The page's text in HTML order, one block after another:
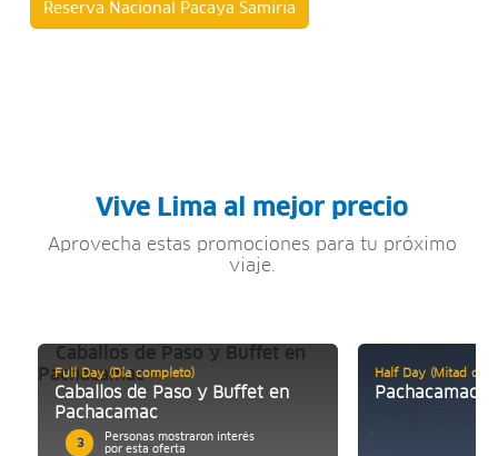
Reserva Nacional Pacaya Samiria
Vive Lima al mejor precio
Aprovecha estas promociones para tu próximo
viaje.
Full Day (Día completo)
Caballos de Paso y Buffet en
Pachacamac
3
Personas mostraron interés
por esta oferta
Half Day (Mitad de
Pachacamac